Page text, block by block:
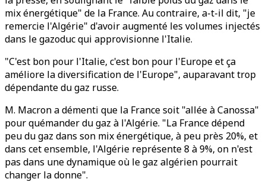
mix énergétique" de la France. Au contraire, a-t-il dit, "je
remercie l'Algérie" d'avoir augmenté les volumes injectés
dans le gazoduc qui approvisionne l'Italie.
"C'est bon pour l'Italie, c'est bon pour l'Europe et ça
améliore la diversification de l'Europe", auparavant trop
dépendante du gaz russe.
M. Macron a démenti que la France soit "allée à Canossa"
pour quémander du gaz à l'Algérie. "La France dépend
peu du gaz dans son mix énergétique, à peu près 20%, et
dans cet ensemble, l'Algérie représente 8 à 9%, on n'est
pas dans une dynamique où le gaz algérien pourrait
changer la donne".